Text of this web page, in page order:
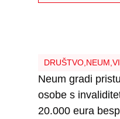
DRUŠTVO, NEUM
Neum gradi
osobe s
20.000 eura